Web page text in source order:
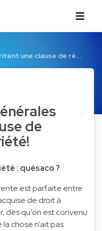
une clause de ré…
de
: quésaco ?
est parfaite entre
de droit à
dès qu’on est convenu
chose n’ait pas